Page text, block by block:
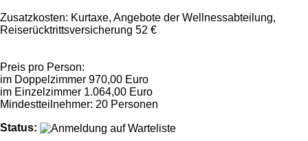
Zusatzkosten: Kurtaxe, Angebote der Wellnessabteilung,
Reiserücktrittsversicherung 52 €
Preis pro Person:
im Doppelzimmer 970,00 Euro
im Einzelzimmer 1.064,00 Euro
Mindestteilnehmer: 20 Personen
Status: